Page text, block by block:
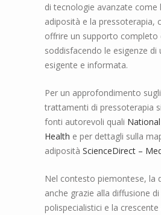
di tecnologie avanzate come
adiposità e la pressoterapia,
offrire un supporto completo
soddisfacendo le esigenze di
esigente e informata.
Per un approfondimento
trattamenti di pressoterapia
fonti autorevoli quali
Health e per dettagli sulla
adiposità ScienceDirect –
Nel contesto piemontese, la
anche grazie alla diffusione
polispecialistici e la